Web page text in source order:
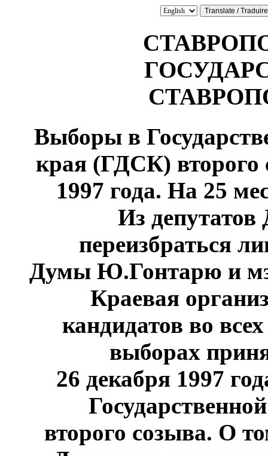
Выборы в
края (ГДСК) второго
1997 года. На 25
Из
переизбраться
Думы Ю.Гонтарю и
Краевая
кандидатов во
выборах
26 декабря 1997
второго созыва. О